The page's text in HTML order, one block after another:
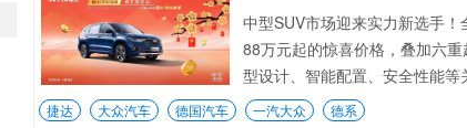
中型SUV市场迎来实力新选手
88万元起的惊喜价格，叠加六
型设计、智能配置、安全性能
捷达 大众汽车 德国汽车 一汽大众 德系